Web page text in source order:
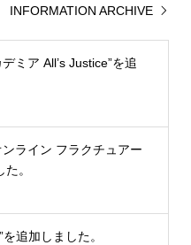
INFORMATION ARCHIVE
ミア All’s Justice”を追
ライン フラクチュアー
。
追加しました。